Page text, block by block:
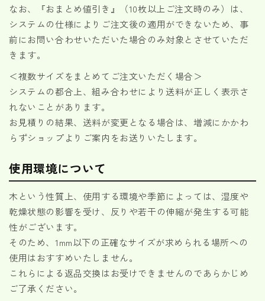
なお、『おまとめ値引き』（10枚以上ご注文時のみ）は、
システムの仕様によりご注文後の適用ができないため、事
前にお問い合わせいただいた場合のみ対象とさせていただ
きます。
＜複数サイズをまとめてご注文いただく場合＞
システムの都合上、組み合わせにより送料が正しく表示さ
れないことがあります。
お見積りの結果、送料が変更となる場合は、増減にかかわ
らずショップよりご案内をお送りいたします。
使用環境について
木という性質上、使用する環境や季節によっては、湿度や
乾燥状態の影響を受け、反りや若干の伸縮が発生する可能
性がございます。
そのため、1mm以下の正確なサイズが求められる場所への
使用はおすすめいたしません。
これらによる返品交換はお受けできませんのであらかじめ
ご了承ください。